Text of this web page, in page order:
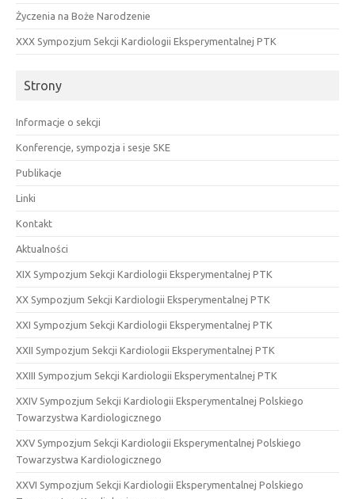
Życzenia na Boże Narodzenie
XXX Sympozjum Sekcji Kardiologii Eksperymentalnej PTK
Strony
Informacje o sekcji
Konferencje, sympozja i sesje SKE
Publikacje
Linki
Kontakt
Aktualności
XIX Sympozjum Sekcji Kardiologii Eksperymentalnej PTK
XX Sympozjum Sekcji Kardiologii Eksperymentalnej PTK
XXI Sympozjum Sekcji Kardiologii Eksperymentalnej PTK
XXII Sympozjum Sekcji Kardiologii Eksperymentalnej PTK
XXIII Sympozjum Sekcji Kardiologii Eksperymentalnej PTK
XXIV Sympozjum Sekcji Kardiologii Eksperymentalnej Polskiego
Towarzystwa Kardiologicznego
XXV Sympozjum Sekcji Kardiologii Eksperymentalnej Polskiego
Towarzystwa Kardiologicznego
XXVI Sympozjum Sekcji Kardiologii Eksperymentalnej Polskiego